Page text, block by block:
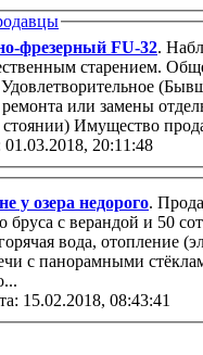
фрезерный FU-32.
старением.
Удовлетворительное
или замены
работоспособном со- стоянии)
01.03.2018, 20:11:48
у озера недорого.
с панорамными
15.02.2018, 08:43:41